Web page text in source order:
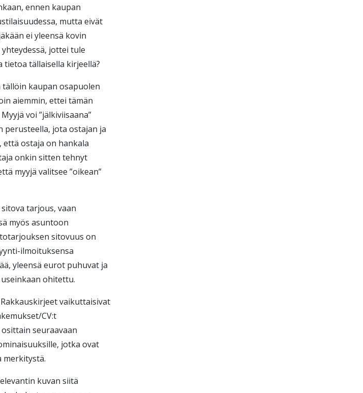
ennen kaupan
mutta eivät
ei yleensä kovin
jottei tule
tietoa tällaisella kirjeellä?
kaupan osapuolen
aiemmin, ettei tämän
voi ”jälkiviisaana”
perusteella, jota ostajan ja
ostaja on hankala
onkin sitten tehnyt
myyjä valitsee ”oikean”
tarjous, vaan
myös asuntoon
sitovuus on
ilmoituksensa
yleensä eurot puhuvat ja
ohitettu.
vaikuttaisivat
CV:t
seuraavaan
jotka ovat
kuvan siitä